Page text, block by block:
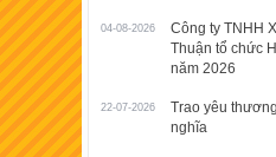
04-08-2026
Công ty TNHH
Thuận tổ chức
năm 2026
22-07-2026
Trao yêu
nghĩa